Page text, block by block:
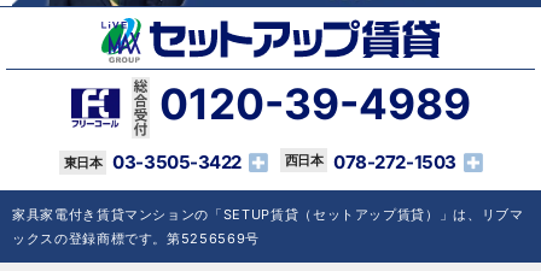
0120-39-4989
03-3505-3422 078-272-1503
家具家電付き賃貸マンションの「SETUP賃貸（セットアップ賃貸）」は、リブマ
ックスの登録商標です。第5256569号